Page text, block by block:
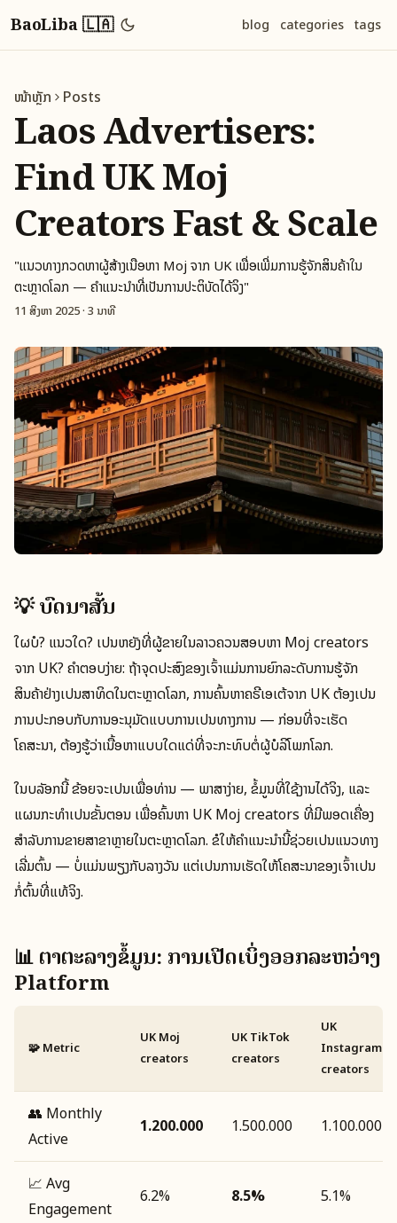
BaoLiba 🇱🇦 blog categories tags
ໜ້າຫຼັກ Posts
Laos Advertisers:
Find UK Moj
Creators Fast & Scale
"ແນວທາງກວດຫາຜູ້ສ້າງເນື້ອຫາ Moj ຈາກ UK ເພື່ອເພີ່ມການຮູ້ຈັກສິນຄ້າໃນ
ຕະຫຼາດໂລກ — ຄຳແນະນໍາທີ່ເປັນການປະຕິບັດໄດ້ຈິງ"
11 ສິງຫາ 2025·3 ນາທີ
💡 ບົດນໍາສັ້ນ
ໃຜບໍ? ແນວໃດ? ເປັນຫຍັງທີ່ຜູ້ຂາຍໃນລາວຄວນສອບຫາ Moj creators
ຈາກ UK? ຄຳຕອບງ່າຍ: ຖ້າຈຸດປະສົງຂອງເຈົ້າແມ່ນການຍົກລະດັບການຮູ້ຈັກ
ສິນຄ້າຢ່າງເປັນສາທິດໃນຕະຫຼາດໂລກ, ການຄົ້ນຫາຄຣີເອເຕ້ຈາກ UK ຕ້ອງເປັນ
ການປະກອບກັບການອະນຸມັດແບບການເປັນທາງການ — ກ່ອນທີ່ຈະເຮັດ
ໂຄສະນາ, ຕ້ອງຮູ້ວ່າເນື້ອຫາແບບໃດແດ່ທີ່ຈະກະທົບຕໍ່ຜູ້ບໍລິໂພກໂລກ.
ໃນບລັອກນີ້ ຂ້ອຍຈະເປັນເພື່ອທ່ານ — ພາສາງ່າຍ, ຂໍ້ມູນທີ່ໃຊ້ງານໄດ້ຈິງ, ແລະ
ແຜນກະທຳເປັນຂັ້ນຕອນ ເພື່ອຄົ້ນຫາ UK Moj creators ທີ່ມີພອດເຄື່ອງ
ສໍາລັບການຂາຍສາຂາຫຼາຍໃນຕະຫຼາດໂລກ. ຂໍໃຫ້ຄຳແນະນໍານີ້ຊ່ວຍເປັນແນວທາງ
ເລີ່ມຕົ້ນ — ບໍ່ແມ່ນພຽງກັບລາງວັນ ແຕ່ເປັນການເຮັດໃຫ້ໂຄສະນາຂອງເຈົ້າເປັນ
ກໍ່ຕົ້ນທີ່ແທ້ຈິງ.
📊 ຕາຕະລາງຂໍ້ມູນ: ການເປີດເບິ່ງອອກລະຫວ່າງ
Platform
🧩 Metric
UK Moj
creators
UK TikTok
creators
UK
Instagram
creators
👥 Monthly
Active
1.200.000 1.500.000 1.100.000
📈 Avg
Engagement
6.2% 8.5% 5.1%